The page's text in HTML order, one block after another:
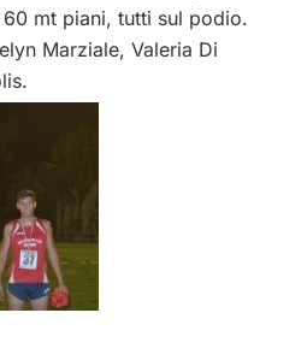
mt piani, tutti sul podio.
Marziale, Valeria Di